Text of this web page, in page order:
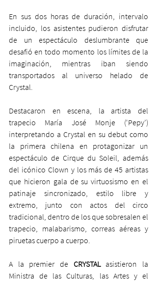
En sus dos horas de duración, intervalo
incluido, los asistentes pudieron disfrutar
de un espectáculo deslumbrante que
desafió en todo momento los límites de la
imaginación, mientras iban siendo
transportados al universo helado de
Crystal.
Destacaron en escena, la artista del
trapecio María José Monje (‘Pepy’)
interpretando a Crystal en su debut como
la primera chilena en protagonizar un
espectáculo de Cirque du Soleil, además
del icónico Clown y los más de 45 artistas
que hicieron gala de su virtuosismo en el
patinaje sincronizado, estilo libre y
extremo, junto con actos del circo
tradicional, dentro de los que sobresalen el
trapecio, malabarismo, correas aéreas y
piruetas cuerpo a cuerpo.
A la premier de CRYSTAL asistieron la
Ministra de las Culturas, las Artes y el